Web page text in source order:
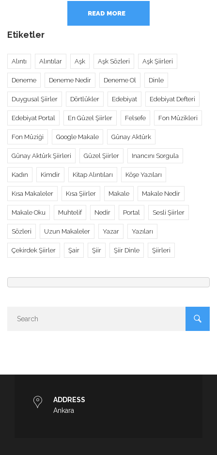
READ MORE
Etiketler
Alıntı Alıntılar Aşk Aşk Sözleri Aşk Şiirleri
Deneme Deneme Nedir Deneme Ol Dinle
Duygusal Şiirler Dörtlükler Edebiyat Edebiyat Defteri
Edebiyat Portal En Güzel Şiirler Felsefe Fon Müzikleri
Fon Müziği Google Makale Günay Aktürk
Günay Aktürk Şiirleri Güzel Şiirler Inancını Sorgula
Kadın Kimdir Kitap Alıntıları Köşe Yazıları
Kısa Makaleler Kısa Şiirler Makale Makale Nedir
Makale Oku Muhtelif Nedir Portal Sesli Şiirler
Sözleri Uzun Makaleler Yazar Yazıları
Çekirdek Şiirler Şair Şiir Şiir Dinle Şiirleri
ADDRESS
Ankara